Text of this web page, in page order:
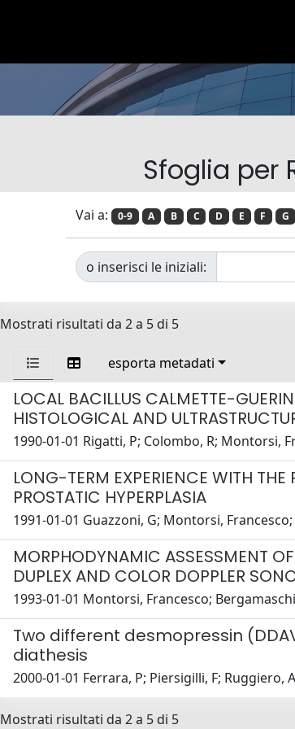
Sfoglia per
Vai a: 0-9 A B C D E F G
o inserisci le iniziali:
Mostrati risultati da 2 a 5 di 5
esporta metadati
LOCAL BACILLUS CALMETTE-
HISTOLOGICAL AND
1990-01-01 Rigatti, P; Colombo, R; Montorsi,
LONG-TERM EXPERIENCE WITH THE
PROSTATIC HYPERPLASIA
1991-01-01 Guazzoni, G; Montorsi,
MORPHODYNAMIC ASSESSMENT
DUPLEX AND COLOR DOPPLER
1993-01-01 Montorsi, Francesco;
Two different desmopressin
diathesis
2000-01-01 Ferrara, P; Piersigilli, F; Ruggiero,
Mostrati risultati da 2 a 5 di 5